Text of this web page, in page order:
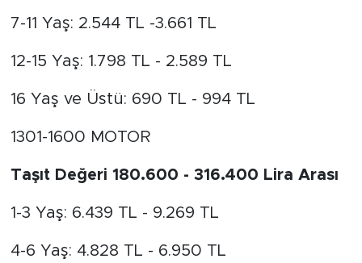
7-11 Yaş: 2.544 TL -3.661 TL
12-15 Yaş: 1.798 TL - 2.589 TL
16 Yaş ve Üstü: 690 TL - 994 TL
1301-1600 MOTOR
Taşıt Değeri 180.600 - 316.400 Lira Arası
1-3 Yaş: 6.439 TL - 9.269 TL
4-6 Yaş: 4.828 TL - 6.950 TL